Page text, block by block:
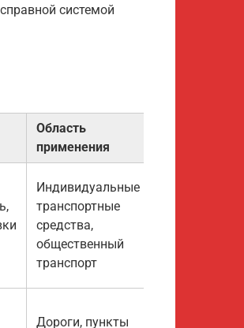
системой
Область
применения
Индивидуальные
транспортные
средства,
общественный
транспорт
Дороги, пункты